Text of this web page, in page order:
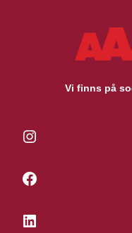
Vi finns på
Instagram
Facebook
LinkedIn